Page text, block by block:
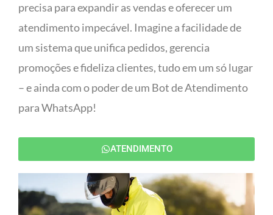
precisa para expandir as vendas e oferecer um
atendimento impecável. Imagine a facilidade de
um sistema que unifica pedidos, gerencia
promoções e fideliza clientes, tudo em um só lugar
– e ainda com o poder de um Bot de Atendimento
para WhatsApp!
ATENDIMENTO